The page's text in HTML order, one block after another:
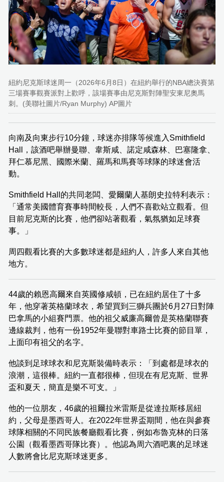
紐約尼克斯球迷周一（2026年6月8日）在紐約舉行的NBA總決賽第
三場賽事觀賽派對上歡呼，該場賽事由尼克斯對陣聖安東尼奧馬
刺。(美聯社圖片/Ryan Murphy) AP圖片
向南及向東步行10分鐘，球迷亦排隊等候進入Smithfield
Hall，該酒吧舉辦曼聯、韋斯咸、諾定咸森林、巴塞隆拿、
拜仁慕尼黑、國際米蘭、羅馬和馬賽等球隊的球迷會活
動。
Smithfield Hall的共同老闆、愛爾蘭人基朗史拉特利表示：
「通常美國體育賽事時間較長，人們不喜歡站立觀看。但
目前尼克斯的比賽，他們卻站著觀看，氣氛猶如足球賽
事。」
周四觀看比賽的大多數球迷都是紐約人，許多人來自其他
地方。
44歲的賴恩高爾來自英國修咸頓，已在紐約居住了十多
年，他穿著英格蘭球衣，希望買到三獅兵團於6月27日對陣
巴拿馬的小組賽門票。他的祖父威廉高爾曾是英格蘭聯賽
邊線裁判，他有一份1952年曼聯對車路士比賽的節目單，
上面印有祖父的名字。
他談到足球球衣和尼克斯裝備時表示：「到處都是球衣的
浪潮，這很棒。紐約一直都很棒，但現在有尼克斯、世界
盃和夏天，簡直是樂不可支。」
他的一位朋友，46歲的祖爾拉米雷斯是從達拉斯移居紐
約，父母是墨西哥人。在2022年世界盃期間，他在與參賽
球隊相關的不同民族餐廳觀看比賽，例如布魯克林的日落
公園（觀看墨西哥隊比賽）。他認為周六酒吧裏的足球迷
人數將會比尼克斯球迷更多。